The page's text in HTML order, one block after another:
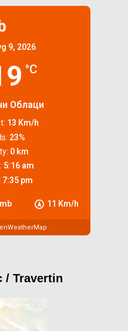
9, 2026
°C
Облаци
11 Km/h
13 Km/h
23%
0 km
5:16 am
7:35 pm
/ Travertin